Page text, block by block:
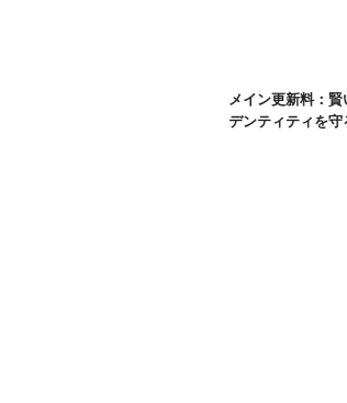
ムームードメイン更新料：賢い
ラインアイデンティティを守る